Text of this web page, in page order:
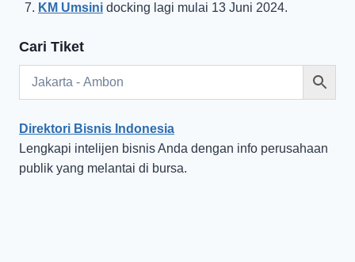
KM Umsini docking lagi mulai 13 Juni 2024.
Cari Tiket
Direktori Bisnis Indonesia
Lengkapi intelijen bisnis Anda dengan info perusahaan
publik yang melantai di bursa.